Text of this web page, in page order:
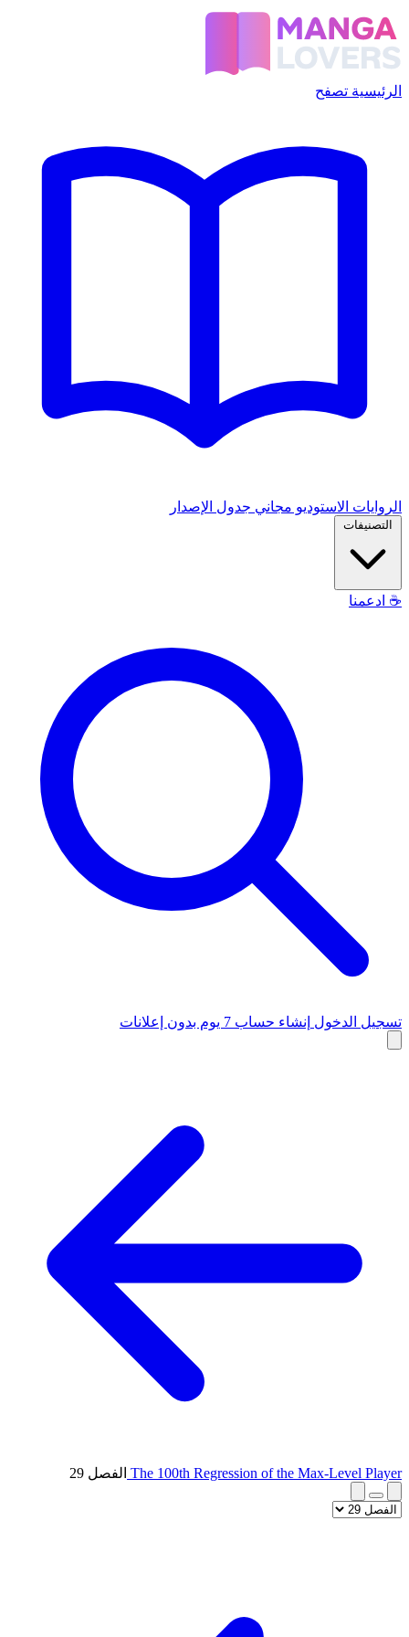
الرئيسية تصفح
الروايات الاستوديو مجاني جدول الإصدار
التصنيفات
☕ ادعمنا
تسجيل الدخول إنشاء حساب 7 يوم بدون إعلانات
The 100th Regression of the Max-Level Player الفصل 29